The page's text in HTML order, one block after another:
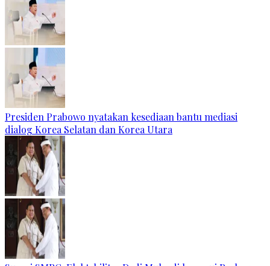
Presiden Prabowo nyatakan kesediaan bantu mediasi
dialog Korea Selatan dan Korea Utara